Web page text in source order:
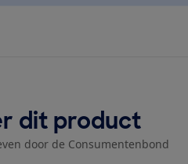
dit product
door de Consumentenbond